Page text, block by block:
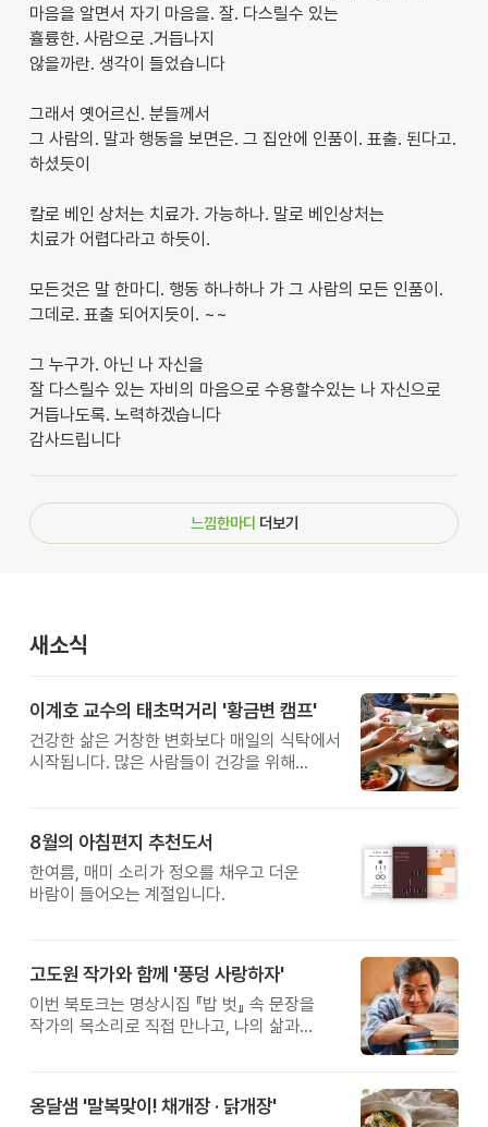
마음을 알면서 자기 마음을. 잘. 다스릴수 있는
휼륭한. 사람으로 .거듭나지
않을까란. 생각이 들었습니다
그래서 옛어르신. 분들께서
그 사람의. 말과 행동을 보면은. 그 집안에 인품이. 표출. 된다고.
하셨듯이
칼로 베인 상처는 치료가. 가능하나. 말로 베인상처는
치료가 어렵다라고 하듯이.
모든것은 말 한마디. 행동 하나하나 가 그 사람의 모든 인품이.
그데로. 표출 되어지듯이. ~~
그 누구가. 아닌 나 자신을
잘 다스릴수 있는 자비의 마음으로 수용할수있는 나 자신으로
거듭나도록. 노력하겠습니다
감사드립니다
느낌한마디 더보기
새소식
이계호 교수의 태초먹거리 '황금변 캠프'
건강한 삶은 거창한 변화보다 매일의 식탁에서
시작됩니다. 많은 사람들이 건강을 위해
받은 이계호 교수와 함께하는 태초먹거리
황금변 캠프
8월의 아침편지 추천도서
한여름, 매미 소리가 정오를 채우고 더운
바람이 들어오는 계절입니다.
고도원 작가와 함께 '풍덩 사랑하자'
이번 북토크는 명상시집 『밥 벗』 속 문장을
작가의 목소리로 직접 만나고, 나의 삶과
옹달샘 '말복맞이! 채개장 · 닭개장'